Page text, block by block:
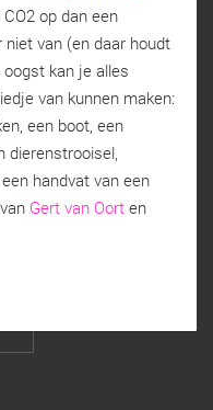
op dan een
niet van (en daar houdt
kan je alles
van kunnen maken:
een boot, een
dierenstrooisel,
handvat van een
Gert van Oort en